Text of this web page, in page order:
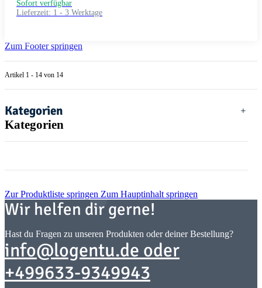
Sofort verfügbar
Lieferzeit: 1 - 3 Werktage
Zum Footer springen
Artikel 1 - 14 von 14
Kategorien
Kategorien
Zur Produktliste springen Zum Hauptinhalt springen
Wir helfen dir gerne!
Hast du Fragen zu unseren Produkten oder deiner Bestellung?
info@logentu.de oder
+499633-9349943